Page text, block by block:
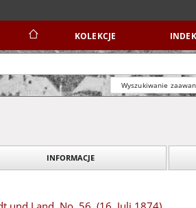
KOLEKCJE
Wyszukiwanie
INFORMACJE